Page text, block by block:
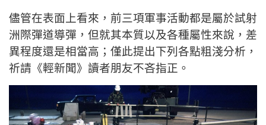
儘管在表面上看來，前三項軍事活動都是屬於試射
洲際彈道導彈，但就其本質以及各種屬性來說，差
異程度還是相當高；僅此提出下列各點粗淺分析，
祈請《輕新聞》讀者朋友不吝指正。